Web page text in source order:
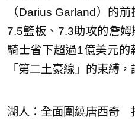
（Darius Garland）的
7.5籃板、7.3助攻的詹
騎士省下超過1億美元
「第二土豪線」的束縛
湖人：全面圍繞唐西奇